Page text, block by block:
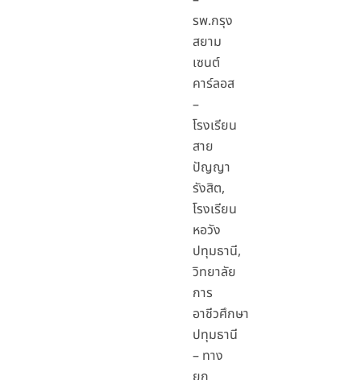
รพ.กรุง
สยาม
เซนต์
คาร์ลอส
–
โรงเรียน
สาย
ปัญญา
รังสิต,
โรงเรียน
หอวัง
ปทุมธานี,
วิทยาลัย
การ
อาชีวศึกษา
ปทุมธานี
– ทาง